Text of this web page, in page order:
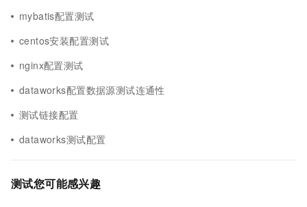
mybatis配置测试
centos安装配置测试
nginx配置测试
dataworks配置数据源测试连通性
测试链接配置
dataworks测试配置
测试您可能感兴趣